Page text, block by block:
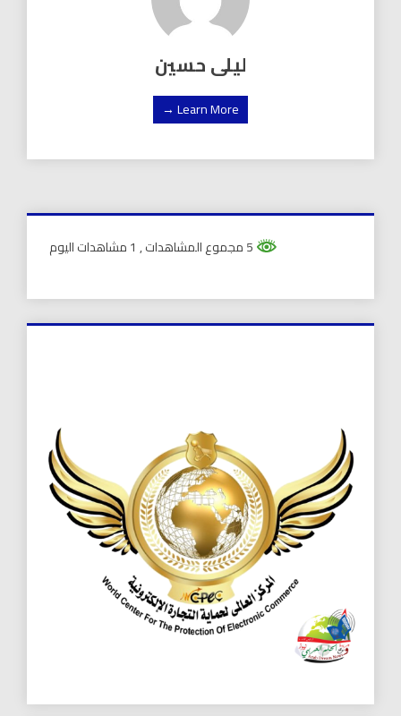
ليلى حسين
Learn More →
, 1 مشاهدات اليوم